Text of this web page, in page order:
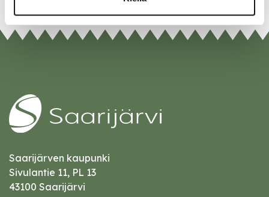
Saarijärven kaupunki
Sivulantie 11, PL 13
43100 Saarijärvi